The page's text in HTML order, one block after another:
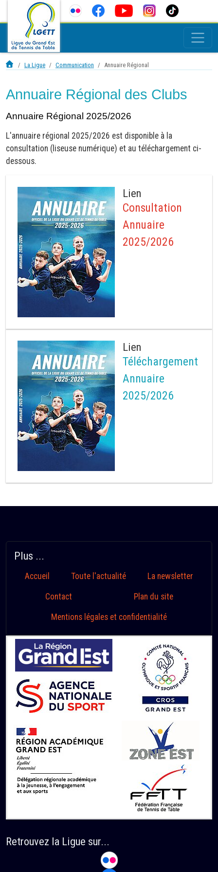
La Ligue Communication Annuaire Régional
Annuaire Régional des Clubs
Annuaire Régional 2025/2026
L'annuaire régional 2025/2026 est disponible à la
consultation (liseuse numérique) et au téléchargement ci-
dessous.
Lien
Consultation
Annuaire
2025/2026
Lien
Téléchargement
Annuaire
2025/2026
Plus ...
Accueil Toute l'actualité La newsletter
Contact Plan du site
Mentions légales et confidentialité
Retrouvez la Ligue sur...